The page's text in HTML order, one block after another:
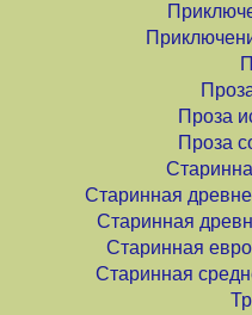
Проза
Проза
Старинная
Старинная
Старинная
Старинная